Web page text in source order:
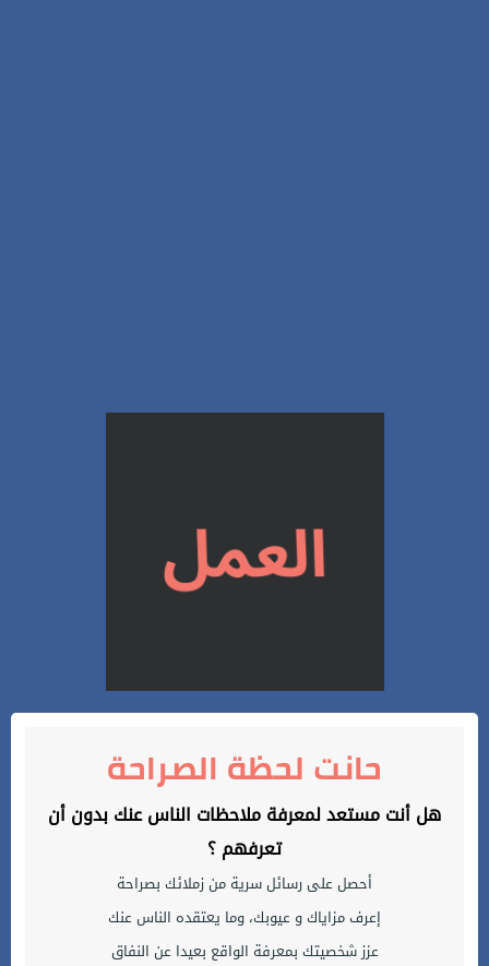
حانت لحظة الصراحة
هل أنت مستعد لمعرفة ملاحظات الناس عنك بدون أن
تعرفهم ؟
أحصل على رسائل سرية من زملائك بصراحة
إعرف مزاياك و عيوبك، وما يعتقده الناس عنك
عزز شخصيتك بمعرفة الواقع بعيدا عن النفاق